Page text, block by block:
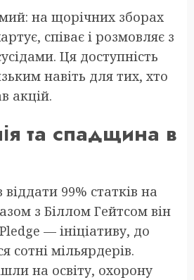
на щорічних зборах
співає і розмовляє з
Ця доступність
навіть для тих, хто
акцій.
та спадщина в
99% статків на
з Біллом Гейтсом він
— ініціативу, до
сотні мільярдерів.
на освіту, охорону